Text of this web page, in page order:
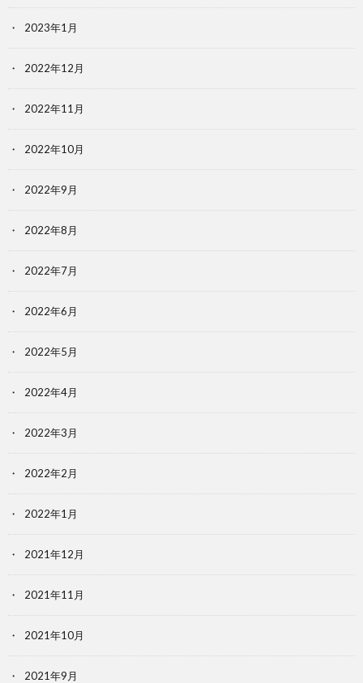
2023年1月
2022年12月
2022年11月
2022年10月
2022年9月
2022年8月
2022年7月
2022年6月
2022年5月
2022年4月
2022年3月
2022年2月
2022年1月
2021年12月
2021年11月
2021年10月
2021年9月